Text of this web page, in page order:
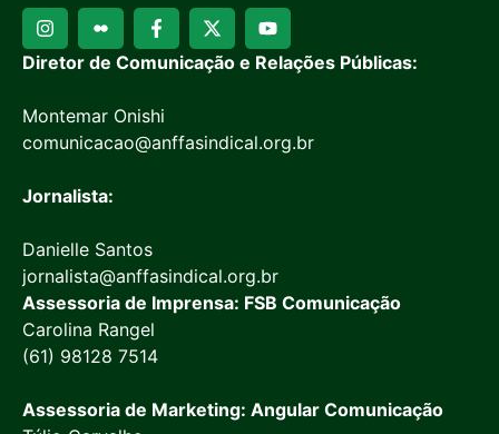
Diretor de Comunicação e Relações Públicas:
Montemar Onishi
comunicacao@anffasindical.org.br
Jornalista:
Danielle Santos
jornalista@anffasindical.org.br
Assessoria de Imprensa: FSB Comunicação
Carolina Rangel
(61) 98128 7514
Assessoria de Marketing: Angular Comunicação